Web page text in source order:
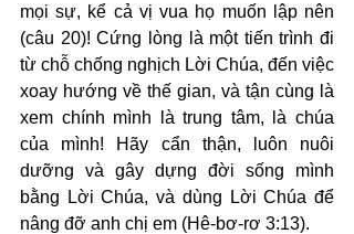
mọi sự, kể cả vị vua họ muốn lập nên
(câu 20)! Cứng lòng là một tiến trình đi
từ chỗ chống nghịch Lời Chúa, đến việc
xoay hướng về thế gian, và tận cùng là
xem chính mình là trung tâm, là chúa
của mình! Hãy cẩn thận, luôn nuôi
dưỡng và gây dựng đời sống mình
bằng Lời Chúa, và dùng Lời Chúa để
nâng đỡ anh chị em (Hê-bơ-rơ 3:13).